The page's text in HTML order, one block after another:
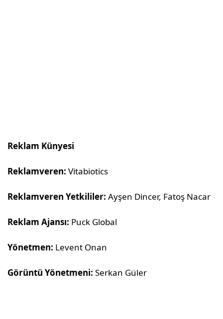
Reklam Künyesi
Reklamveren: Vitabiotics
Reklamveren Yetkililer: Ayşen Dincer, Fatoş Nacar
Reklam Ajansı: Puck Global
Yönetmen: Levent Onan
Görüntü Yönetmeni: Serkan Güler